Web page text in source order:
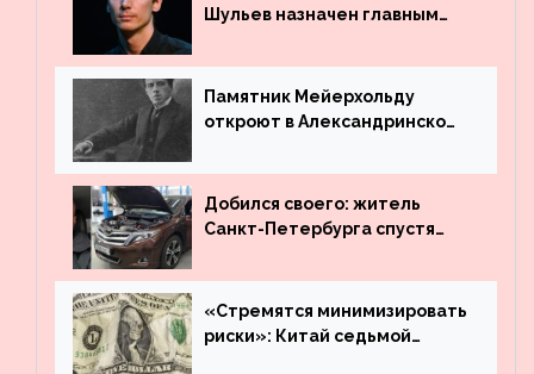
Шульев назначен главным
Вахтангова
Памятник Мейерхольду
откроют в Александринском
Добился своего: житель
Санкт-Петербурга спустя
угнанную в Казахстан
машину
«Стремятся минимизировать
риски»: Китай седьмой